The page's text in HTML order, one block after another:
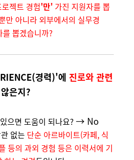
젝트 경험'만' 가진 지원자를 뽑
만 아니라 외부에서의 실무경
뽑겠습니까?
경력)'에 진로와 관련
은지?
으면 도움이 되나요? → No
없는 단순 아르바이트(카페, 식
등의 과외 경험 등은 이력서에 기